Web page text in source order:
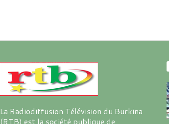
La Radiodiffusion Télévision du Burkina
(RTB) est la société publique de